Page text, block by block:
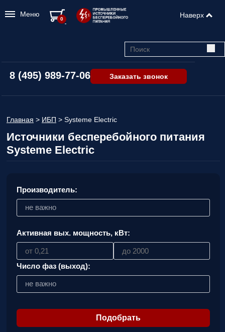
8 (495) 989-77-06 Заказать звонок
Главная > ИБП > Systeme Electric
Источники бесперебойного питания
Systeme Electric
Производитель:
не важно
Активная вых. мощность, кВт:
Число фаз (выход):
не важно
Меню Наверх
0